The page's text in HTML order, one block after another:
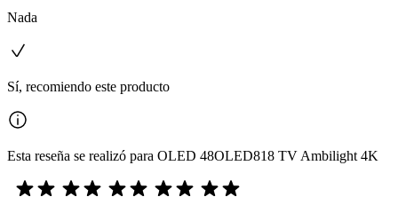
Nada
Sí, recomiendo este producto
Esta reseña se realizó para OLED 48OLED818 TV Ambilight 4K